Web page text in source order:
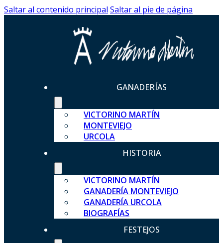
Saltar al contenido principal Saltar al pie de página
GANADERÍAS
VICTORINO MARTÍN
MONTEVIEJO
URCOLA
HISTORIA
VICTORINO MARTÍN
GANADERÍA MONTEVIEJO
GANADERÍA URCOLA
BIOGRAFÍAS
FESTEJOS